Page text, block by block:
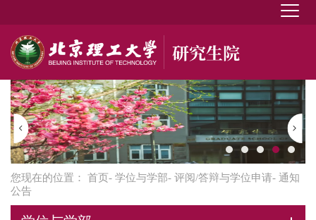
您现在的位置： 首页- 学位与学部- 评阅/答辩与学位申请- 通知
公告